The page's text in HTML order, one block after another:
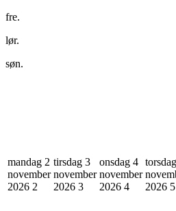
fre.
lør.
søn.
mandag 2
november
2026 2
tirsdag 3
november
2026 3
onsdag 4
november
2026 4
2026 5